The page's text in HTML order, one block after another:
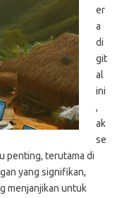
er
a
di
git
al
ini
,
ak
se
penting, terutama di
yang signifikan,
menjanjikan untuk